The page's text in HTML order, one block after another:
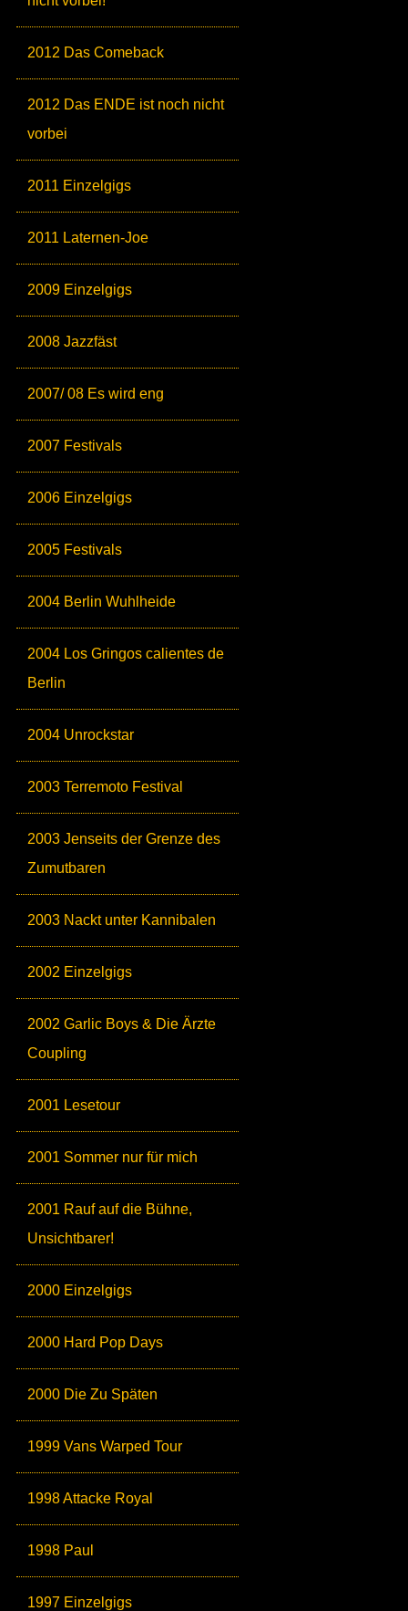
2012 Das Comeback
2012 Das ENDE ist noch nicht
vorbei
2011 Einzelgigs
2011 Laternen-Joe
2009 Einzelgigs
2008 Jazzfäst
2007/ 08 Es wird eng
2007 Festivals
2006 Einzelgigs
2005 Festivals
2004 Berlin Wuhlheide
2004 Los Gringos calientes de
Berlin
2004 Unrockstar
2003 Terremoto Festival
2003 Jenseits der Grenze des
Zumutbaren
2003 Nackt unter Kannibalen
2002 Einzelgigs
2002 Garlic Boys & Die Ärzte
Coupling
2001 Lesetour
2001 Sommer nur für mich
2001 Rauf auf die Bühne,
Unsichtbarer!
2000 Einzelgigs
2000 Hard Pop Days
2000 Die Zu Späten
1999 Vans Warped Tour
1998 Attacke Royal
1998 Paul
1997 Einzelgigs